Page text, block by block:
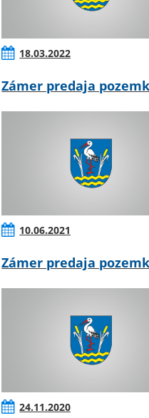
18.03.2022
Zámer predaja
10.06.2021
Zámer predaja
24.11.2020